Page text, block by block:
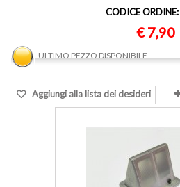
CODICE ORDINE:
€ 7,90
ULTIMO PEZZO DISPONIBILE
Aggiungi alla lista dei desideri